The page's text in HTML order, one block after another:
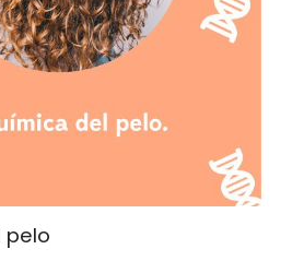
pelo